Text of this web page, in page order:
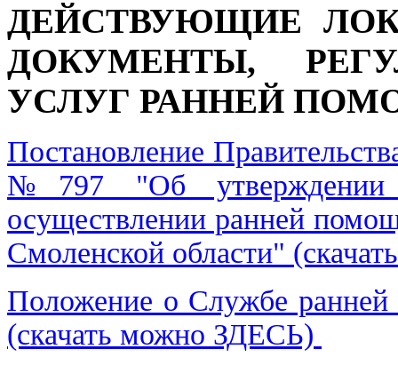
ДЕЙСТВУЮЩИЕ
ДОКУМЕНТЫ,
УСЛУГ РАННЕЙ
Постановление
№797 "Об утверждении
осуществлении ранней
Смоленской области"
Положение о Службе
(скачать можно ЗДЕСЬ)